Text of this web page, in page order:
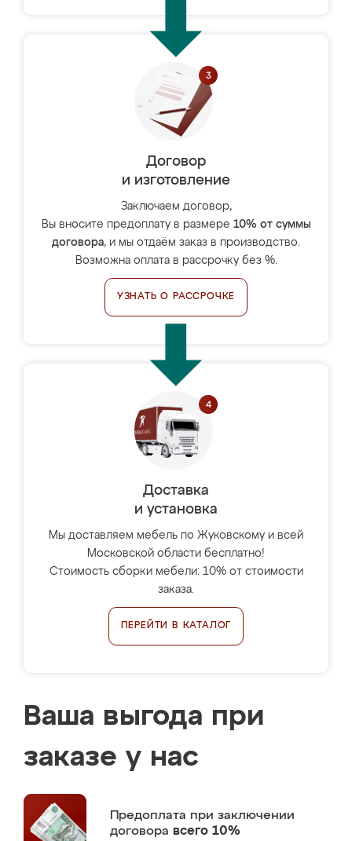
Договор
и изготовление
Заключаем договор,
Вы вносите предоплату в размере 10% от суммы
договора, и мы отдаём заказ в производство.
Возможна оплата в рассрочку без %.
УЗНАТЬ О РАССРОЧКЕ
Доставка
и установка
Мы доставляем мебель по Жуковскому и всей
Московской области бесплатно!
Стоимость сборки мебели: 10% от стоимости
заказа.
ПЕРЕЙТИ В КАТАЛОГ
Ваша выгода при
заказе у нас
Предоплата при заключении
договора всего 10%